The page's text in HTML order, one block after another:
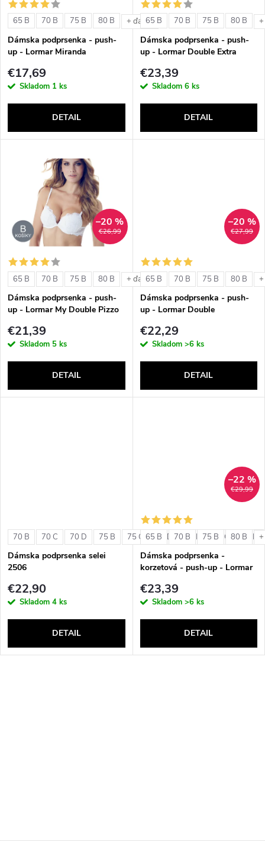
e
p
r
d
t
o
v
s
p
r
o
d
t
o
v
65 B 70 B 75 B 80 B + ďalšie
Dámska podprsenka - push-
up - Lormar Miranda
€17,69
Skladom 1 ks
DETAIL
65 B 70 B 75 B 80 B
Dámska podprsenka - push-
up - Lormar Double Extra
€23,39
Skladom 6 ks
DETAIL
€26,99
–20 %
65 B 70 B 75 B 80 B + ďalšie
Dámska podprsenka - push-
up - Lormar My Double Pizzo
€21,39
Skladom 5 ks
DETAIL
€27,99
–20 %
65 B 70 B 75 B 80 B
Dámska podprsenka - push-
up - Lormar Double
€22,29
Skladom >6 ks
DETAIL
70 B 70 C 70 D 75 B 75 C 75 D 80 B 80 C 80 D
Dámska podprsenka selei
2506
€22,90
Skladom 4 ks
DETAIL
€29,99
–22 %
65 B 70 B 75 B 80 B
Dámska podprsenka -
korzetová - push-up - Lormar
€23,39
Skladom >6 ks
DETAIL